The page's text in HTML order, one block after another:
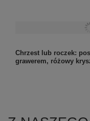
Chrzest lub roczek:
grawerem, różowy